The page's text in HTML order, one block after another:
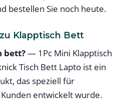
bestellen Sie noch heute.
Klapptisch Bett
bett?— 1Pc Mini Klapptisch
Tisch Bett Lapto ist ein
das speziell für
entwickelt wurde.